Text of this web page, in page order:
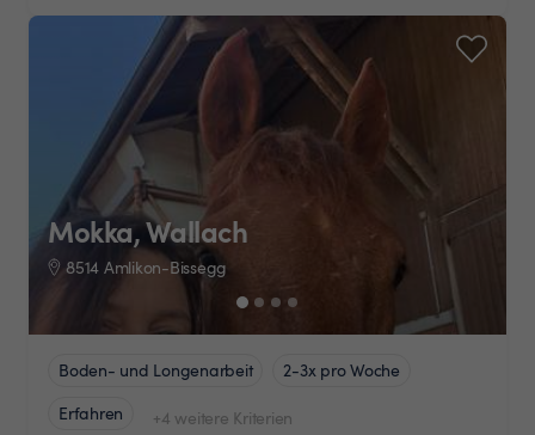
Mokka, Wallach
8514 Amlikon-Bissegg
Boden- und Longenarbeit
2-3x pro Woche
Erfahren
+4 weitere Kriterien